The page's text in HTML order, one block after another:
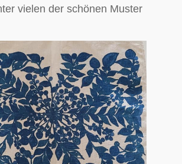
vielen der schönen Muster